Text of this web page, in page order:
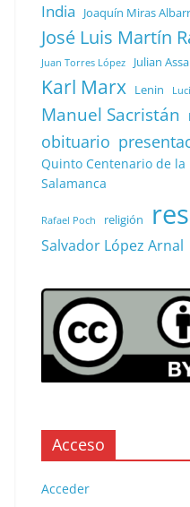
India Joaquín Miras
José Luis Martín
Juan Torres López Julian
Karl Marx Lenin
Manuel Sacristán
obituario
Quinto Centenario de la
Salamanca
Rafael Poch religión
Salvador López Arnal
Acceso
Acceder